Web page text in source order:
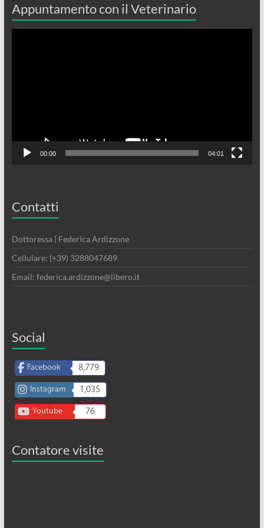
Appuntamento con il Veterinario
00:00 04:01
Contatti
Dottoressa | Federica Ardizzone
Cellulare: (+39) 3288047689
Email: federica.ardizzone@libero.it
Social
Facebook 8,779
Instagram 1,035
Youtube 76
Contatore visite